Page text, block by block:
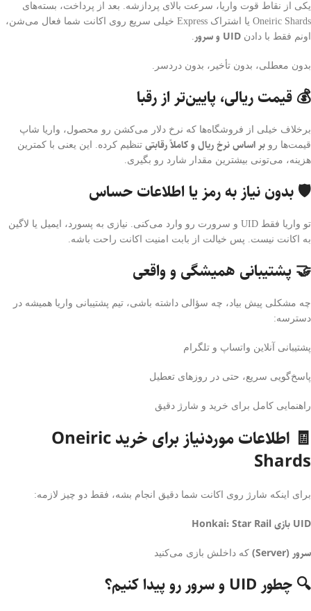
یکی از نقاط قوت واریا، سرعت بالای پردازشه. بعد از پرداخت، بسته‌های
Oneiric Shards یا اشتراک Express خیلی سریع روی اکانت شما فعال می‌شن،
اونم فقط با دادن UID و سرور .
بدون معطلی، بدون تأخیر، بدون دردسر.
💰 قیمت ریالی، پایین‌تر از رقبا
برخلاف خیلی از فروشگاه‌ها که نرخ دلار می‌کشن رو محصول، واریا شاپ
قیمت‌ها رو بر اساس نرخ ریال و کاملاً رقابتی تنظیم کرده. این یعنی با کمترین
هزینه، می‌تونی بیشترین مقدار شارد رو بگیری.
🛡 بدون نیاز به رمز یا اطلاعات حساس
تو واریا فقط UID و سرورت رو وارد می‌کنی. نیازی به پسورد، ایمیل یا لاگین
به اکانت نیست. پس خیالت از بابت امنیت اکانت راحت باشه.
🤝 پشتیبانی همیشگی و واقعی
چه مشکلی پیش بیاد، چه سؤالی داشته باشی، تیم پشتیبانی واریا همیشه در
دسترسه:
پشتیبانی آنلاین واتساپ و تلگرام
پاسخ‌گویی سریع، حتی در روزهای تعطیل
راهنمایی کامل برای خرید و شارژ دقیق
🧾 اطلاعات موردنیاز برای خرید Oneiric
Shards
برای اینکه شارژ روی اکانت شما دقیق انجام بشه، فقط دو چیز لازمه:
UID بازی Honkai: Star Rail
سرور (Server)
که داخلش بازی می‌کنید
🔍 چطور UID و سرور رو پیدا کنیم؟